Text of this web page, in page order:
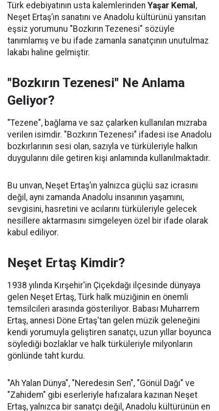
Türk edebiyatının usta kalemlerinden Yaşar Kemal ,
Neşet Ertaş’ın sanatını ve Anadolu kültürünü yansıtan
eşsiz yorumunu "Bozkırın Tezenesi" sözüyle
tanımlamış ve bu ifade zamanla sanatçının unutulmaz
lakabı haline gelmiştir.
"Bozkırın Tezenesi" Ne Anlama
Geliyor?
"Tezene", bağlama ve saz çalarken kullanılan mızraba
verilen isimdir. "Bozkırın Tezenesi" ifadesi ise Anadolu
bozkırlarının sesi olan, sazıyla ve türküleriyle halkın
duygularını dile getiren kişi anlamında kullanılmaktadır.
Bu unvan, Neşet Ertaş’ın yalnızca güçlü saz icrasını
değil, aynı zamanda Anadolu insanının yaşamını,
sevgisini, hasretini ve acılarını türküleriyle gelecek
nesillere aktarmasını simgeleyen özel bir ifade olarak
kabul ediliyor.
Neşet Ertaş Kimdir?
1938 yılında Kırşehir'in Çiçekdağı ilçesinde dünyaya
gelen Neşet Ertaş, Türk halk müziğinin en önemli
temsilcileri arasında gösteriliyor. Babası Muharrem
Ertaş, annesi Döne Ertaş'tan gelen müzik geleneğini
kendi yorumuyla geliştiren sanatçı, uzun yıllar boyunca
söylediği bozlaklar ve halk türküleriyle milyonların
gönlünde taht kurdu.
"Ah Yalan Dünya", "Neredesin Sen", "Gönül Dağı" ve
"Zahidem" gibi eserleriyle hafızalara kazınan Neşet
Ertaş, yalnızca bir sanatçı değil, Anadolu kültürünün en